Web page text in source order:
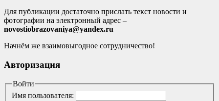
Для публикации достаточно прислать текст новости и
фотографии на электронный адрес –
novostiobrazovaniya@yandex.ru
Начнём же взаимовыгодное сотрудничество!
Авторизация
Войти
Имя пользователя: